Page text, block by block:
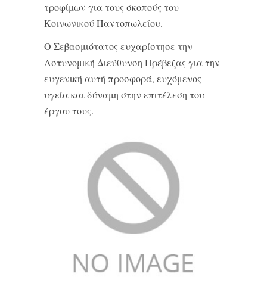
τροφίμων για τους σκοπούς του
Κοινωνικού Παντοπωλείου.
Ο Σεβασμιότατος ευχαρίστησε την
Αστυνομική Διεύθυνση Πρέβεζας για την
ευγενική αυτή προσφορά, ευχόμενος
υγεία και δύναμη στην επιτέλεση του
έργου τους.